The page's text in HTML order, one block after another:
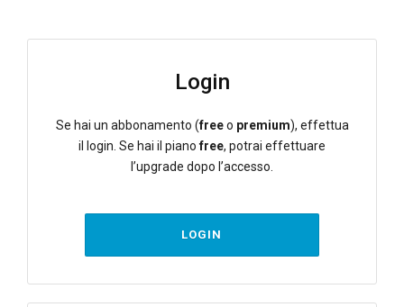
Login
Se hai un abbonamento (freeo premium), effettua
il login. Se hai il pianofree, potrai effettuare
l’upgrade dopo l’accesso.
LOGIN